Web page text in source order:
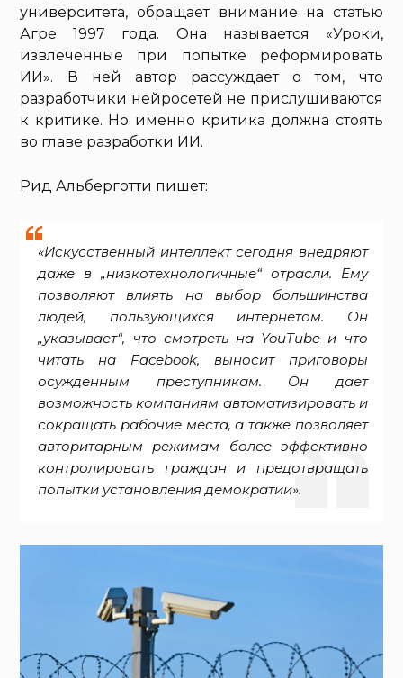
университета, обращает внимание на статью
Агре 1997 года. Она называется «Уроки,
извлеченные при попытке реформировать
ИИ». В ней автор рассуждает о том, что
разработчики нейросетей не прислушиваются
к критике. Но именно критика должна стоять
во главе разработки ИИ.
Рид Альберготти пишет:
«Искусственный интеллект сегодня внедряют
даже в „низкотехнологичные“ отрасли. Ему
позволяют влиять на выбор большинства
людей, пользующихся интернетом. Он
„указывает“, что смотреть на YouTube и что
читать на Facebook, выносит приговоры
осужденным преступникам. Он дает
возможность компаниям автоматизировать и
сокращать рабочие места, а также позволяет
авторитарным режимам более эффективно
контролировать граждан и предотвращать
попытки установления демократии».